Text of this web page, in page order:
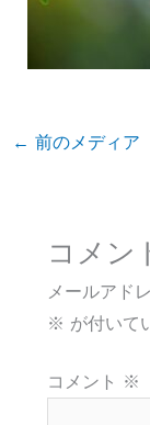
← 前のメディア
コメン
メールアド
※ が付いて
コメント ※